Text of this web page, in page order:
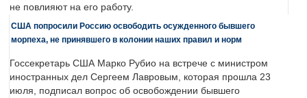
не повлияют на его работу.
США попросили Россию освободить осужденного бывшего
морпеха, не принявшего в колонии наших правил и норм
Госсекретарь США Марко Рубио на встрече с министром
иностранных дел Сергеем Лавровым, которая прошла 23
июля, подписал вопрос об освобождении бывшего